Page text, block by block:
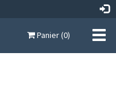
Panier (0)